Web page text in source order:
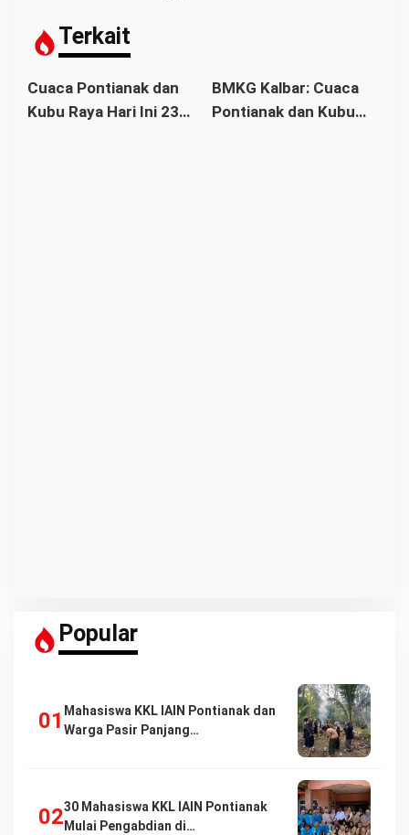
p
o
s
Terkait
Cuaca Pontianak dan
Kubu Raya Hari Ini 23
BMKG Kalbar: Cuaca
Pontianak dan Kubu
Popular
Mahasiswa KKL IAIN Pontianak dan
Warga Pasir Panjang…
30 Mahasiswa KKL IAIN Pontianak
Mulai Pengabdian di…